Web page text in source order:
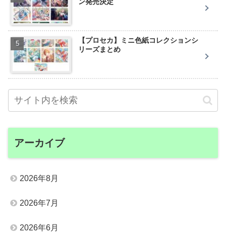
【プロセカ】ミニ色紙コレクションシ
リーズまとめ
アーカイブ
2026年8月
2026年7月
2026年6月